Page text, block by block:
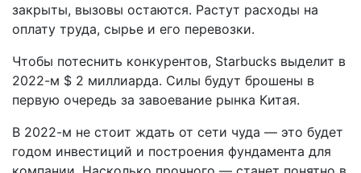
закрыты, вызовы остаются. Растут расходы на
оплату труда, сырье и его перевозки.
Чтобы потеснить конкурентов, Starbucks выделит в
2022-м $ 2 миллиарда. Силы будут брошены в
первую очередь за завоевание рынка Китая.
В 2022-м не стоит ждать от сети чуда — это будет
годом инвестиций и построения фундамента для